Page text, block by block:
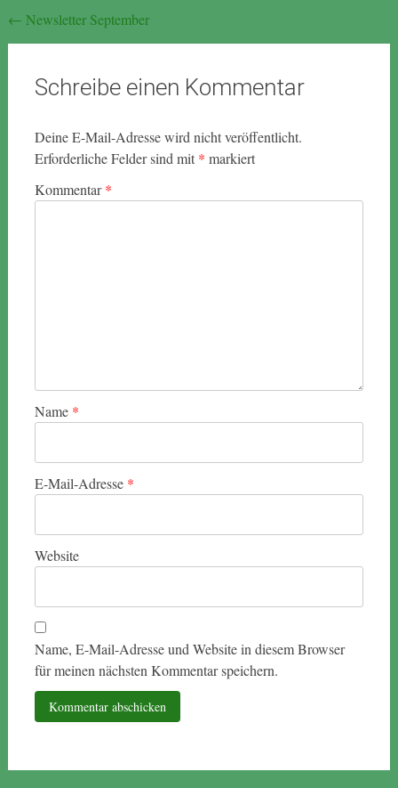
Beitragsnavigation
← Newsletter September
Schreibe einen Kommentar
Deine E-Mail-Adresse wird nicht veröffentlicht.
Erforderliche Felder sind mit * markiert
Kommentar*
Name *
E-Mail-Adresse *
Website
Name, E-Mail-Adresse und Website in diesem Browser
für meinen nächsten Kommentar speichern.